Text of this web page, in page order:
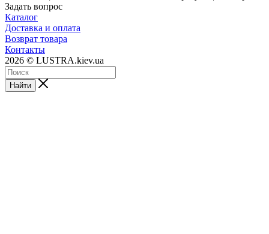
Задать вопрос
Каталог
Доставка и оплата
Возврат товара
Контакты
2026 © LUSTRA.kiev.ua
Найти